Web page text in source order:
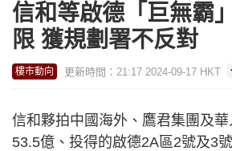
信和等啟德「巨無霸
限 獲規劃署不反對
樓市動向 更新時間：21:17 2024-09-17 HKT
信和夥拍中國海外、鷹君集團及
53.5億、投得的啟德2A區2號及3